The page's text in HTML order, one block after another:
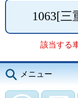
1063[三
該当する
メニュー